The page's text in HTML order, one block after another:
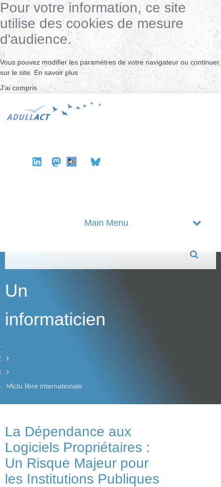
Pour votre information, ce site
utilise des cookies de mesure
d'audience.
Vous pouvez modifier les paramètres de votre navigateur ou continuer
sur le site. En savoir plus
J'ai compris
Un
informaticien
Actu libre internationale
La Dépendance aux
Logiciels Propriétaires :
Un Risque Majeur pour
les Institutions Publiques